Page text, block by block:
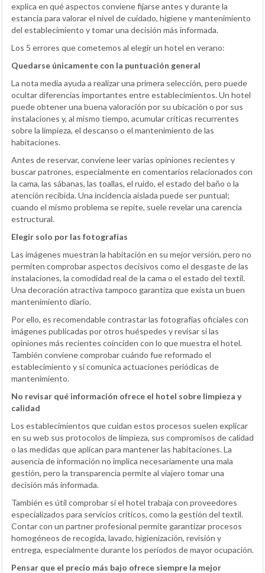
explica en qué aspectos conviene fijarse antes y durante la
estancia para valorar el nivel de cuidado, higiene y mantenimiento
del establecimiento y tomar una decisión más informada.
Los 5 errores que cometemos al elegir un hotel en verano:
Quedarse únicamente con la puntuación general
La nota media ayuda a realizar una primera selección, pero puede
ocultar diferencias importantes entre establecimientos. Un hotel
puede obtener una buena valoración por su ubicación o por sus
instalaciones y, al mismo tiempo, acumular críticas recurrentes
sobre la limpieza, el descanso o el mantenimiento de las
habitaciones.
Antes de reservar, conviene leer varias opiniones recientes y
buscar patrones, especialmente en comentarios relacionados con
la cama, las sábanas, las toallas, el ruido, el estado del baño o la
atención recibida. Una incidencia aislada puede ser puntual;
cuando el mismo problema se repite, suele revelar una carencia
estructural.
Elegir solo por las fotografías
Las imágenes muestran la habitación en su mejor versión, pero no
permiten comprobar aspectos decisivos como el desgaste de las
instalaciones, la comodidad real de la cama o el estado del textil.
Una decoración atractiva tampoco garantiza que exista un buen
mantenimiento diario.
Por ello, es recomendable contrastar las fotografías oficiales con
imágenes publicadas por otros huéspedes y revisar si las
opiniones más recientes coinciden con lo que muestra el hotel.
También conviene comprobar cuándo fue reformado el
establecimiento y si comunica actuaciones periódicas de
mantenimiento.
No revisar qué información ofrece el hotel sobre limpieza y
calidad
Los establecimientos que cuidan estos procesos suelen explicar
en su web sus protocolos de limpieza, sus compromisos de calidad
o las medidas que aplican para mantener las habitaciones. La
ausencia de información no implica necesariamente una mala
gestión, pero la transparencia permite al viajero tomar una
decisión más informada.
También es útil comprobar si el hotel trabaja con proveedores
especializados para servicios críticos, como la gestión del textil.
Contar con un partner profesional permite garantizar procesos
homogéneos de recogida, lavado, higienización, revisión y
entrega, especialmente durante los periodos de mayor ocupación.
Pensar que el precio más bajo ofrece siempre la mejor